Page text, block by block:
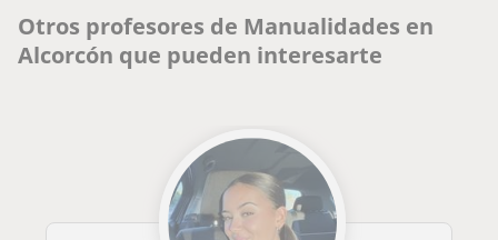
Otros profesores de Manualidades en
Alcorcón que pueden interesarte